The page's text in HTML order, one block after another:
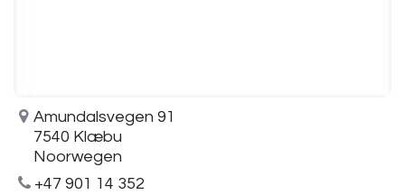
Amundalsvegen 91
7540 Klæbu
Noorwegen
+47 901 14 352